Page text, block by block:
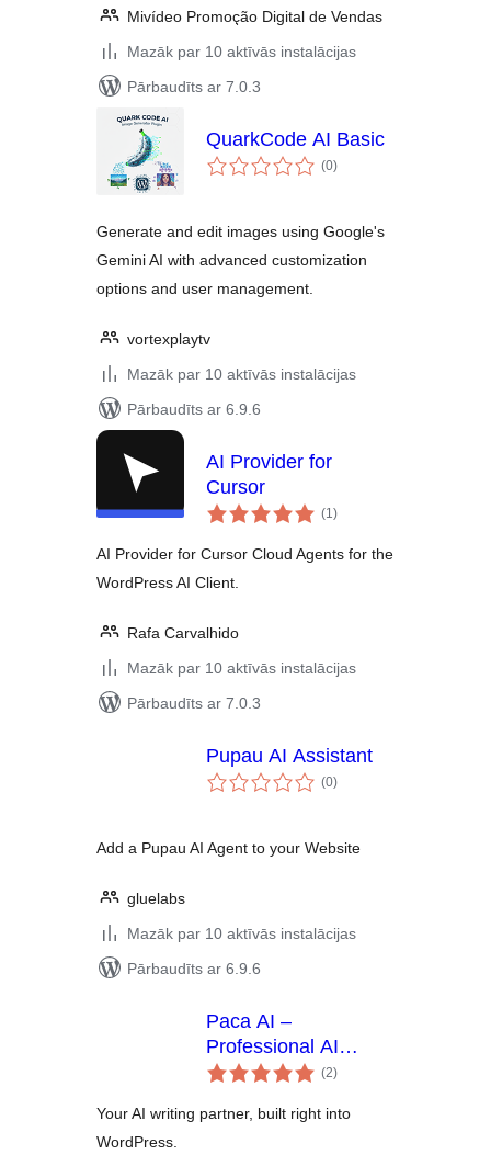
Mivídeo Promoção Digital de Vendas
Mazāk par 10 aktīvās instalācijas
Pārbaudīts ar 7.0.3
QuarkCode AI Basic
(0vērtējumu
kopsumma
)
Generate and edit images using Google's
Gemini AI with advanced customization
options and user management.
vortexplaytv
Mazāk par 10 aktīvās instalācijas
Pārbaudīts ar 6.9.6
AI Provider for
Cursor
(1vērtējumu
kopsumma
)
AI Provider for Cursor Cloud Agents for the
WordPress AI Client.
Rafa Carvalhido
Mazāk par 10 aktīvās instalācijas
Pārbaudīts ar 7.0.3
Pupau AI Assistant
(0vērtējumu
kopsumma
)
Add a Pupau AI Agent to your Website
gluelabs
Mazāk par 10 aktīvās instalācijas
Pārbaudīts ar 6.9.6
Paca AI –
Professional AI
Content Assistant &
(2vērtējumu
kopsumma
)
Your AI writing partner, built right into
WordPress.